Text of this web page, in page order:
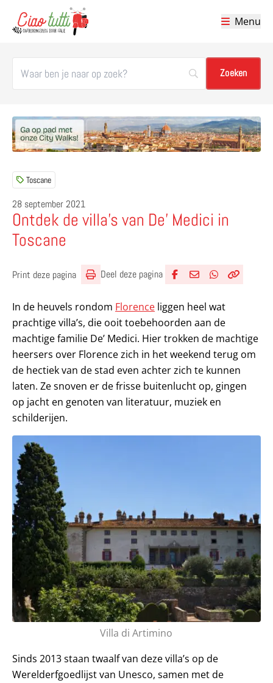
Menu
Toscane
28 september 2021
Ontdek de villa’s van De’ Medici in
Toscane
Print deze pagina Deel deze pagina
In de heuvels rondom Florence liggen heel wat
prachtige villa’s, die ooit toebehoorden aan de
machtige familie De’ Medici. Hier trokken de machtige
heersers over Florence zich in het weekend terug om
de hectiek van de stad even achter zich te kunnen
laten. Ze snoven er de frisse buitenlucht op, gingen
op jacht en genoten van literatuur, muziek en
schilderijen.
Villa di Artimino
Sinds 2013 staan twaalf van deze villa’s op de
Werelderfgoedlijst van Unesco, samen met de